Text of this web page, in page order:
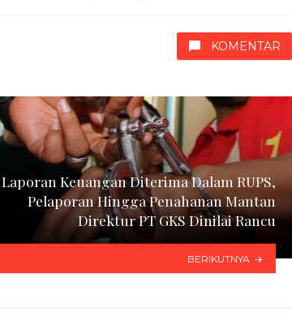
KOMENTAR
Laporan Keuangan Diterima Dalam RUPS,
Pelaporan Hingga Penahanan Mantan
Direktur PT GKS Dinilai Rancu
BERIKUTNYA